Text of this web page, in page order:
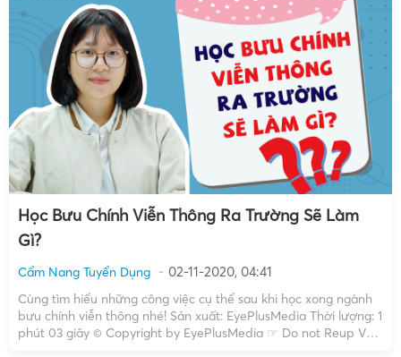
Học Bưu Chính Viễn Thông Ra Trường Sẽ Làm
Gì?
Cẩm Nang Tuyển Dụng 02-11-2020, 04:41
Cùng tìm hiểu những công việc cụ thể sau khi học xong ngành
bưu chính viễn thông nhé! Sản xuất: EyePlusMedia Thời lượng: 1
phút 03 giây © Copyright by EyePlusMedia ☞ Do not Reup Với